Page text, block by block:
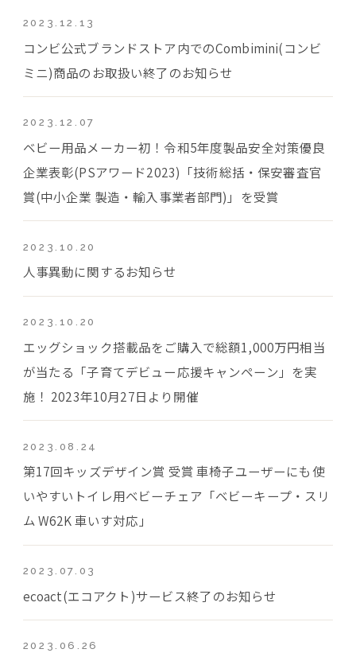
2023.12.13
コンビ公式ブランドストア内でのCombimini(コンビ
ミニ)商品のお取扱い終了のお知らせ
2023.12.07
ベビー用品メーカー初！令和5年度製品安全対策優良
企業表彰(PSアワード2023)「技術総括・保安審査官
賞(中小企業 製造・輸入事業者部門)」を受賞
2023.10.20
人事異動に関するお知らせ
2023.10.20
エッグショック搭載品をご購入で総額1,000万円相当
が当たる「子育てデビュー応援キャンペーン」を実
施！ 2023年10月27日より開催
2023.08.24
第17回キッズデザイン賞 受賞 車椅子ユーザーにも使
いやすいトイレ用ベビーチェア「ベビーキープ・スリ
ム W62K 車いす対応」
2023.07.03
ecoact(エコアクト)サービス終了のお知らせ
2023.06.26